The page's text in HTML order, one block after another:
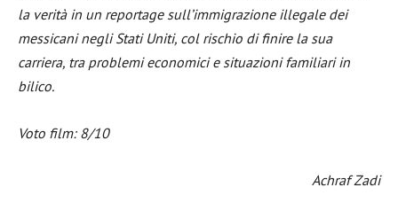
la verità in un reportage sull’immigrazione illegale dei
messicani negli Stati Uniti, col rischio di finire la sua
carriera, tra problemi economici e situazioni familiari in
bilico.
Voto film: 8/10
Achraf Zadi